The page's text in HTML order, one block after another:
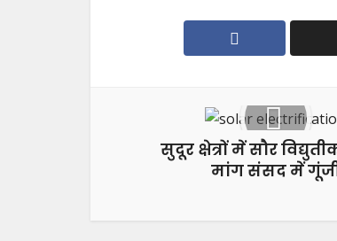
सुदूर क्षेत्रों में सौर
मांग संसद में